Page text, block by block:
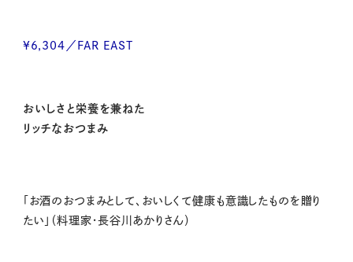
¥6,304／FAR EAST
おいしさと栄養を兼ねた
リッチなおつまみ
「お酒のおつまみとして、おいしくて健康も意識したものを贈り
たい」（料理家・長谷川あかりさん）